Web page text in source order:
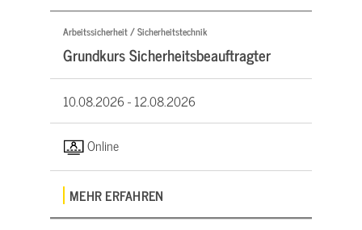
Arbeitssicherheit / Sicherheitstechnik
Grundkurs Sicherheitsbeauftragter
10.08.2026 -12.08.2026
Online
MEHR ERFAHREN